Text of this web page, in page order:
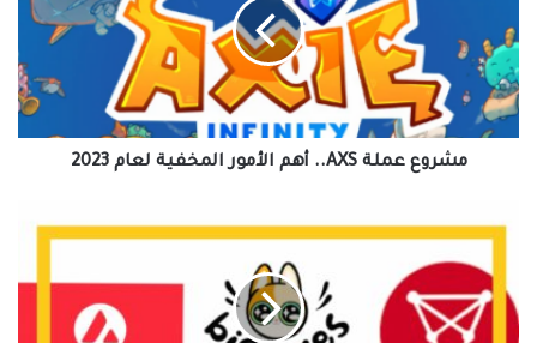
الأمور
المخفية
لعام
2023
مشروع عملة AXS.. أهم الأمور المخفية لعام 2023
رموز
لعام
2023،
عملة